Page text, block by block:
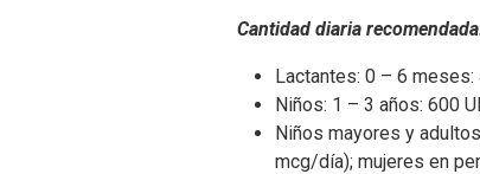
Cantidad diaria
Lactantes: 0 – 6
Niños: 1 – 3 años: 600
Niños mayores y
mcg/día); mujeres en